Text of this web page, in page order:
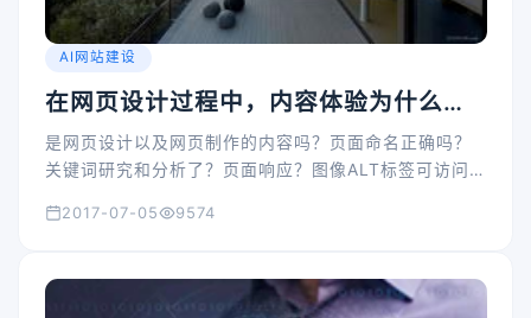
AI网站建设
在网页设计过程中，内容体验为什么非
常重要的呢?
是网页设计以及网页制作的内容吗？页面命名正确吗？
关键词研究和分析了？页面响应？图像ALT标签可访问
你的网站在搜索引擎的索引。如果你没有告诉他们如何
2017-07-05 9574